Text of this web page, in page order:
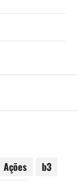
Ações
b3